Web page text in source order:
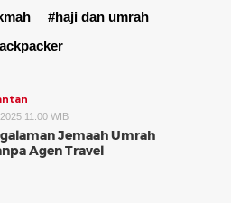
#haji dan umrah
11:00 WIB
Jemaah Umrah
Agen Travel